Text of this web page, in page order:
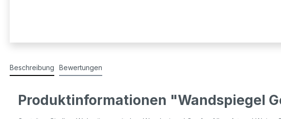
Beschreibung Bewertungen
Produktinformationen "Wandspiegel